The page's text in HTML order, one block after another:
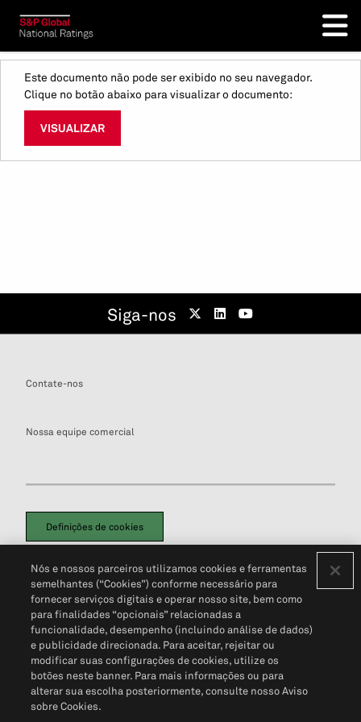
Este documento não pode ser exibido no seu navegador.
Clique no botão abaixo para visualizar o documento:
VISUALIZAR
Siga-nos
Contate-nos
Nossa equipe comercial
Definições de cookies
Política de PrivacidadePortal de privacidade do cliente (em inglês)
Não Venda Minhas Informações Pessoais© 2026 S&P Global
Nós e nossos parceiros utilizamos cookies e ferramentas
semelhantes (“Cookies”) conforme necessário para
fornecer serviços digitais e operar nosso site, bem como
para finalidades “opcionais” relacionadas a
funcionalidade, desempenho (incluindo análise de dados)
e publicidade direcionada. Para aceitar, rejeitar ou
modificar suas configurações de cookies, utilize os
botões neste banner. Para mais informações ou para
alterar sua escolha posteriormente, consulte nosso Aviso
sobre Cookies.